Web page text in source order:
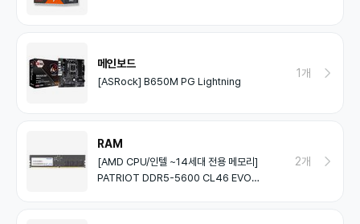
메인보드
[ASRock] B650M PG Lightning
1개
RAM
[AMD CPU/인텔 ~14세대 전용 메모리]
PATRIOT DDR5-5600 CL46 EVO
2개